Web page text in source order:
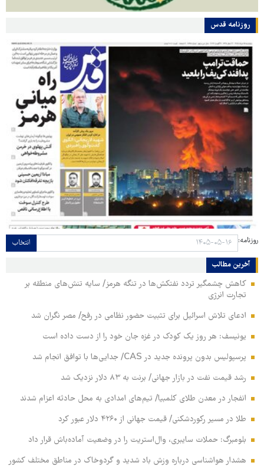
روزنامه قدس
روزنامه: انتخاب
آخرین مطالب
کاهش چشمگیر تردد نفتکش‌ها در تنگه هرمز/ سایه تنش‌های منطقه بر
تجارت انرژی
ادعای تلاش اسرائیل برای تثبیت حضور نظامی در رفح/ مصر نگران شد
یونیسف: هر روز یک کودک در غزه جان خود را از دست داده است
پرسپولیس بدون پرونده جدید در CAS/ جدایی‌ها با توافق انجام شد
رشد قیمت نفت در بازار جهانی/ برنت به ۸۳ دلار نزدیک شد
انفجار در معدن طلای کلمبیا/ تیم‌های امدادی به محل حادثه اعزام شدند
طلا در مسیر رکوردشکنی/ قیمت جهانی از ۴۲۶۰ دلار عبور کرد
بلومبرگ: حملات سایبری، وال‌استریت را در وضعیت آماده‌باش قرار داد
هشدار هواشناسی درباره وزش باد شدید و گردوخاک در مناطق مختلف کشور